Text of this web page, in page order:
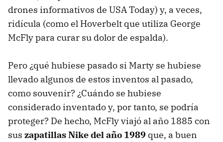
drones informativos de USA Today) y, a veces,
ridícula (como el Hoverbelt que utiliza George
McFly para curar su dolor de espalda).
Pero ¿qué hubiese pasado si Marty se hubiese
llevado algunos de estos inventos al pasado,
como souvenir? ¿Cuándo se hubiese
considerado inventado y, por tanto, se podría
proteger? De hecho, McFly viajó al año 1885 con
sus zapatillas Nike del año 1989 que, a buen